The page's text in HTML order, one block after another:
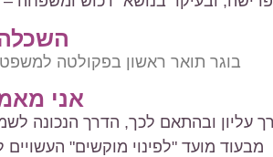
בוגר תואר ראשון בפקולטה
אני
עליון ובהתאם לכך, הדרך הנכונה
מבעוד מועד "לפינוי מוקשים"